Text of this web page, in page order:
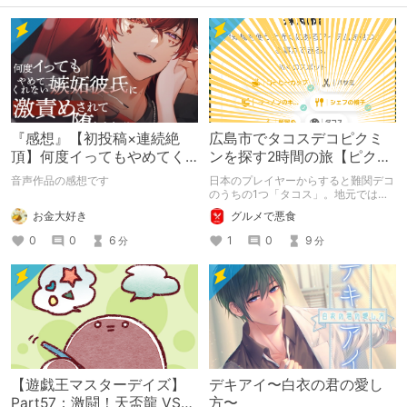
『感想』【初投稿×連続絶
頂】何度イってもやめてく
れない嫉妬彼氏に激責めさ
音声作品の感想です
お金大好き
0
0 6 分
広島市でタコスデコピクミ
ンを探す2時間の旅【ピクミ
ンブルーム / Pikmin
Bloom】
日本のプレイヤーからすると難関デコ
のうちの1つ「タコス」。地元では見
つけられなかった男が広島で探す旅を
お送りします。ねくすと5月のテーマ
「お出かけの記録」。
グルメで悪食
1
0 9 分
【遊戯王マスターデイズ】
Part57：激闘！天盃龍 VS
デキアイ〜白衣の君の愛し
方〜